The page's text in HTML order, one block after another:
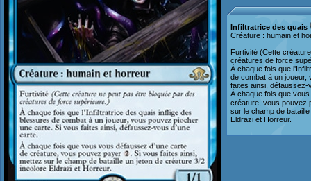
Infiltratrice des quais
Créature : humain et
Furtivité (Cette
créatures de force
À chaque fois que
de combat à un
faites ainsi, défaussez-
À chaque fois que
créature, vous pouvez
sur le champ de
Eldrazi et Horreur.